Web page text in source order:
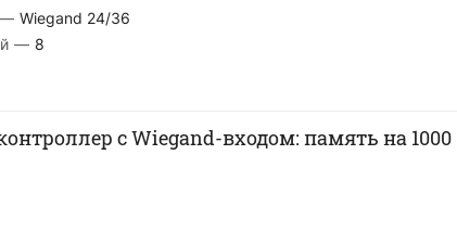
— Wiegand 24/36
— 8
c Wiegand-входом: память на 1000